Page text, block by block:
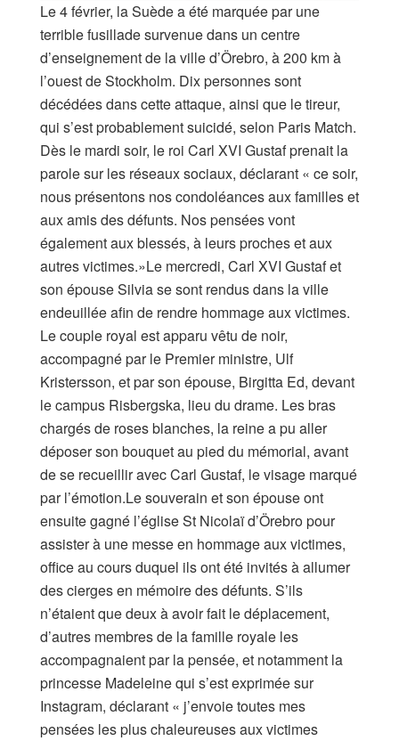
Le 4 février, la Suède a été marquée par une
terrible fusillade survenue dans un centre
d’enseignement de la ville d’Örebro, à 200 km à
l’ouest de Stockholm. Dix personnes sont
décédées dans cette attaque, ainsi que le tireur,
qui s’est probablement suicidé, selon Paris Match.
Dès le mardi soir, le roi Carl XVI Gustaf prenait la
parole sur les réseaux sociaux, déclarant « ce soir,
nous présentons nos condoléances aux familles et
aux amis des défunts. Nos pensées vont
également aux blessés, à leurs proches et aux
autres victimes.»Le mercredi, Carl XVI Gustaf et
son épouse Silvia se sont rendus dans la ville
endeuillée afin de rendre hommage aux victimes.
Le couple royal est apparu vêtu de noir,
accompagné par le Premier ministre, Ulf
Kristersson, et par son épouse, Birgitta Ed, devant
le campus Risbergska, lieu du drame. Les bras
chargés de roses blanches, la reine a pu aller
déposer son bouquet au pied du mémorial, avant
de se recueillir avec Carl Gustaf, le visage marqué
par l’émotion.Le souverain et son épouse ont
ensuite gagné l’église St Nicolaï d’Örebro pour
assister à une messe en hommage aux victimes,
office au cours duquel ils ont été invités à allumer
des cierges en mémoire des défunts. S’ils
n’étaient que deux à avoir fait le déplacement,
d’autres membres de la famille royale les
accompagnaient par la pensée, et notamment la
princesse Madeleine qui s’est exprimée sur
Instagram, déclarant « j’envoie toutes mes
pensées les plus chaleureuses aux victimes